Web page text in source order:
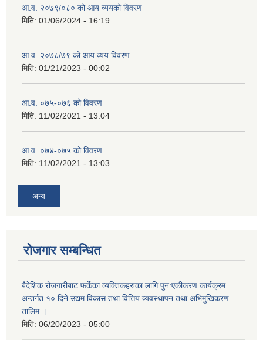
आ.व. २०७९/०८० को आय व्ययको विवरण
मिति: 01/06/2024 - 16:19
आ.व. २०७८/७९ को आय व्यय विवरण
मिति: 01/21/2023 - 00:02
आ.व. ०७५-०७६ को विवरण
मिति: 11/02/2021 - 13:04
आ.व. ०७४-०७५ को विवरण
मिति: 11/02/2021 - 13:03
अन्य
रोजगार सम्बन्धित
बैदेशिक रोजगारीबाट फर्केका व्यक्तिकहरुका लागि पुन:एकीकरण कार्यक्रम
अन्तर्गत १० दिने उद्यम विकास तथा वित्तिय व्यवस्थापन तथा अभिमुखिकरण
तालिम ।
मिति: 06/20/2023 - 05:00